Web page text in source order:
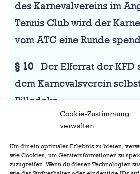
Cookie-Zustimmung
verwalten
Um dir ein optimales Erlebnis zu bieten,
wie Cookies, um Geräteinformationen zu
zuzugreifen. Wenn du diesen Technologien
des Karnevalvereins im
Tennis Club wird der
vom ATC eine Runde
§ 10
Der Elferrat der KFD
dem Karnevalsverein
Pilledeko.
Die Eltern der
Prinzencrew gehen beim
Karnevalszug als